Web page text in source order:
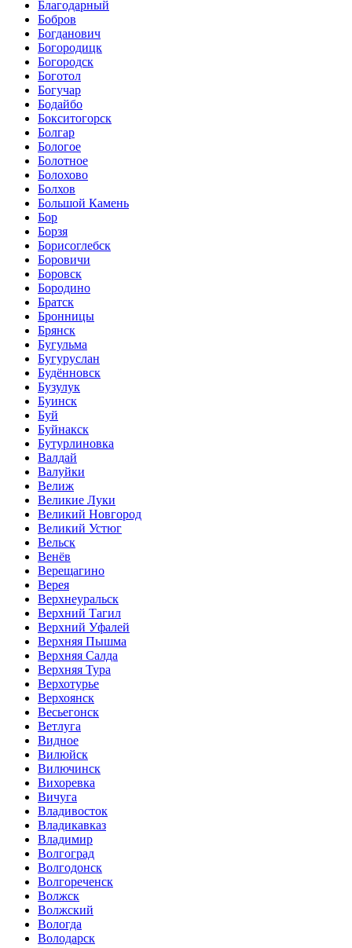
Благодарный
Бобров
Богданович
Богородицк
Богородск
Боготол
Богучар
Бодайбо
Бокситогорск
Болгар
Бологое
Болотное
Болохово
Болхов
Большой Камень
Бор
Борзя
Борисоглебск
Боровичи
Боровск
Бородино
Братск
Бронницы
Брянск
Бугульма
Бугуруслан
Будённовск
Бузулук
Буинск
Буй
Буйнакск
Бутурлиновка
Валдай
Валуйки
Велиж
Великие Луки
Великий Новгород
Великий Устюг
Вельск
Венёв
Верещагино
Верея
Верхнеуральск
Верхний Тагил
Верхний Уфалей
Верхняя Пышма
Верхняя Салда
Верхняя Тура
Верхотурье
Верхоянск
Весьегонск
Ветлуга
Видное
Вилюйск
Вилючинск
Вихоревка
Вичуга
Владивосток
Владикавказ
Владимир
Волгоград
Волгодонск
Волгореченск
Волжск
Волжский
Вологда
Володарск